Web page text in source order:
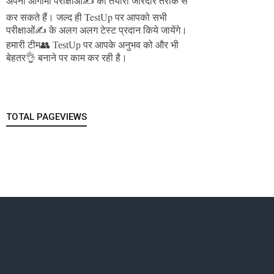
कर सकते हैं।जल्द ही TestUp पर आपको सभी
परीक्षाओं✍️ के अलग अलग टेस्ट प्रदान किये जायेंगे।
हमारी टीम👥 TestUp पर आपके अनुभव को और भी
बेहतर👌 बनाने पर काम कर रही है।
TOTAL PAGEVIEWS